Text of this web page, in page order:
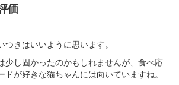
価
きはいいように思います。
少し固かったのかもしれませんが、食べ応
ドが好きな猫ちゃんには向いていますね。